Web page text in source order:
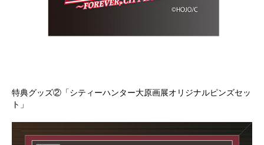
特典グッズ②「シティーハンター大原画展オリジナルピンズセッ
ト」